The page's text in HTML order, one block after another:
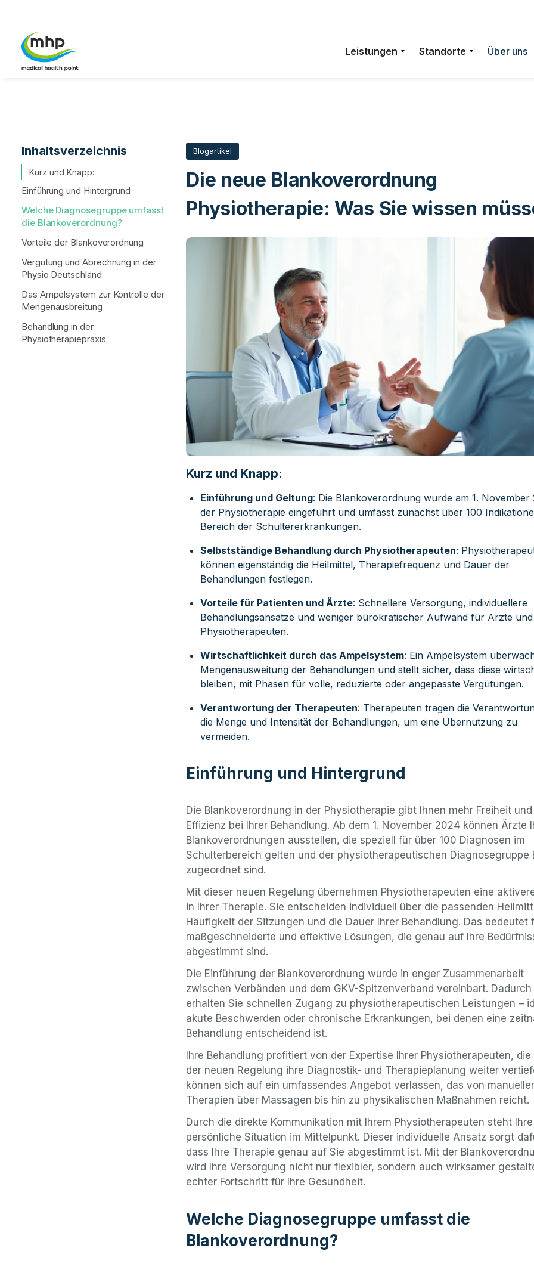
Leistungen Standorte Über uns
Inhaltsverzeichnis
Kurz und Knapp:
Einführung und Hintergrund
Welche Diagnosegruppe umfasst
die Blankoverordnung?
Vorteile der Blankoverordnung
Vergütung und Abrechnung in der
Physio Deutschland
Das Ampelsystem zur Kontrolle der
Mengenausbreitung
Behandlung in der
Physiotherapiepraxis
Blogartikel
Die neue Blankoverordnung
Physiotherapie: Was Sie wissen
Kurz und Knapp:
Einführung und Geltung: Die Blankoverordnung wurde am 1. November
der Physiotherapie eingeführt und umfasst zunächst über 100
Bereich der Schultererkrankungen.
Selbstständige Behandlung durch Physiotherapeuten:
können eigenständig die Heilmittel, Therapiefrequenz und Dauer der
Behandlungen festlegen.
Vorteile für Patienten und Ärzte: Schnellere Versorgung, individuellere
Behandlungsansätze und weniger bürokratischer Aufwand für Ärzte und
Physiotherapeuten.
Wirtschaftlichkeit durch das Ampelsystem: Ein Ampelsystem
Mengenausweitung der Behandlungen und stellt sicher, dass diese
bleiben, mit Phasen für volle, reduzierte oder angepasste Vergütungen.
Verantwortung der Therapeuten: Therapeuten tragen die
die Menge und Intensität der Behandlungen, um eine Übernutzung zu
vermeiden.
Einführung und Hintergrund
Die Blankoverordnung in der Physiotherapie gibt Ihnen mehr Freiheit und
Effizienz bei Ihrer Behandlung. Ab dem 1. November 2024 können Ärzte
Blankoverordnungen ausstellen, die speziell für über 100 Diagnosen im
Schulterbereich gelten und der physiotherapeutischen Diagnosegruppe
zugeordnet sind.
Mit dieser neuen Regelung übernehmen Physiotherapeuten eine
in Ihrer Therapie. Sie entscheiden individuell über die passenden
Häufigkeit der Sitzungen und die Dauer Ihrer Behandlung. Das bedeutet
maßgeschneiderte und effektive Lösungen, die genau auf Ihre
abgestimmt sind.
Die Einführung der Blankoverordnung wurde in enger Zusammenarbeit
zwischen Verbänden und dem GKV-Spitzenverband vereinbart. Dadurch
erhalten Sie schnellen Zugang zu physiotherapeutischen Leistungen –
akute Beschwerden oder chronische Erkrankungen, bei denen eine
Behandlung entscheidend ist.
Ihre Behandlung profitiert von der Expertise Ihrer Physiotherapeuten, die
der neuen Regelung ihre Diagnostik- und Therapieplanung weiter
können sich auf ein umfassendes Angebot verlassen, das von
Therapien über Massagen bis hin zu physikalischen Maßnahmen reicht.
Durch die direkte Kommunikation mit Ihrem Physiotherapeuten steht Ihre
persönliche Situation im Mittelpunkt. Dieser individuelle Ansatz sorgt
dass Ihre Therapie genau auf Sie abgestimmt ist. Mit der
wird Ihre Versorgung nicht nur flexibler, sondern auch wirksamer
echter Fortschritt für Ihre Gesundheit.
Welche Diagnosegruppe umfasst die
Blankoverordnung?